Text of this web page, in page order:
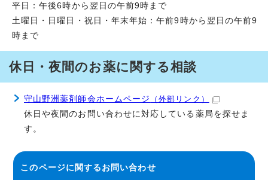
平日：午後6時から翌日の午前9時まで
土曜日・日曜日・祝日・年末年始：午前9時から翌日の午前9
時まで
休日・夜間のお薬に関する相談
守山野洲薬剤師会ホームページ （外部リンク）
休日や夜間のお問い合わせに対応している薬局を探せま
す。
このページに関するお問い合わせ